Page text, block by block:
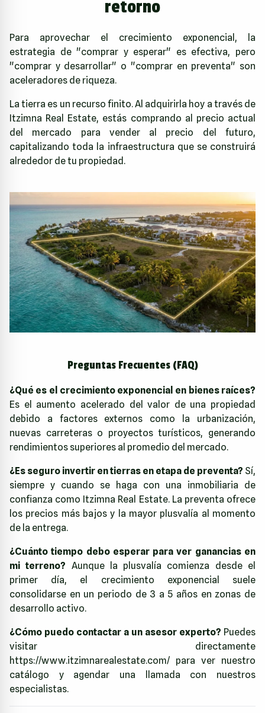
retorno
Para aprovechar el crecimiento exponencial, la
estrategia de "comprar y esperar" es efectiva, pero
"comprar y desarrollar" o "comprar en preventa" son
aceleradores de riqueza.
La tierra es un recurso finito. Al adquirirla hoy a través de
Itzimna Real Estate, estás comprando al precio actual
del mercado para vender al precio del futuro,
capitalizando toda la infraestructura que se construirá
alrededor de tu propiedad.
Preguntas Frecuentes (FAQ)
¿Qué es el crecimiento exponencial en bienes raíces?
Es el aumento acelerado del valor de una propiedad
debido a factores externos como la urbanización,
nuevas carreteras o proyectos turísticos, generando
rendimientos superiores al promedio del mercado.
¿Es seguro invertir en tierras en etapa de preventa? Sí,
siempre y cuando se haga con una inmobiliaria de
confianza como Itzimna Real Estate. La preventa ofrece
los precios más bajos y la mayor plusvalía al momento
de la entrega.
¿Cuánto tiempo debo esperar para ver ganancias en
mi terreno? Aunque la plusvalía comienza desde el
primer día, el crecimiento exponencial suele
consolidarse en un periodo de 3 a 5 años en zonas de
desarrollo activo.
¿Cómo puedo contactar a un asesor experto? Puedes
visitar directamente
https://www.itzimnarealestate.com/ para ver nuestro
catálogo y agendar una llamada con nuestros
especialistas.